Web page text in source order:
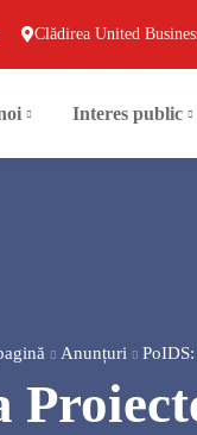
Clădirea United
Interes public
Anunțuri